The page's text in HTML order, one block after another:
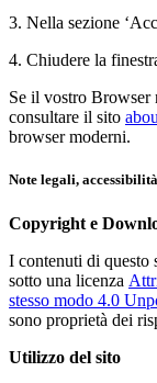
3. Nella sezione
4. Chiudere la
Se il vostro Browser
consultare il sito
browser moderni.
Note legali,
Copyright e
I contenuti di questo
sotto una licenza
stesso modo 4.0
sono proprietà dei
Utilizzo del sito